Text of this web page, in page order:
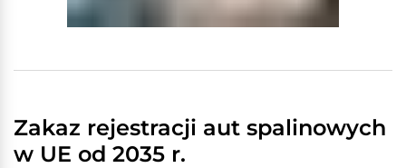
Zakaz rejestracji aut spalinowych
w UE od 2035 r.